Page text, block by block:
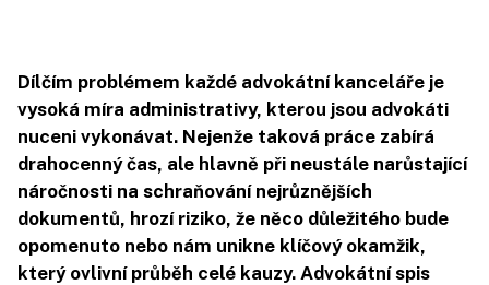
Dílčím problémem každé advokátní kanceláře je
vysoká míra administrativy, kterou jsou advokáti
nuceni vykonávat. Nejenže taková práce zabírá
drahocenný čas, ale hlavně při neustále narůstající
náročnosti na schraňování nejrůznějších
dokumentů, hrozí riziko, že něco důležitého bude
opomenuto nebo nám unikne klíčový okamžik,
který ovlivní průběh celé kauzy. Advokátní spis